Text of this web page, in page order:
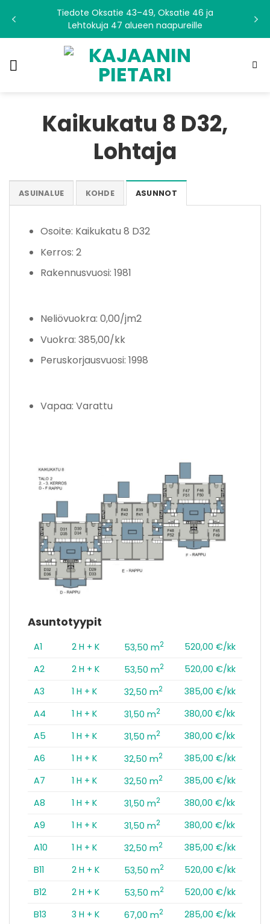
content
Tiedote Oksatie 43–49, Oksatie 46 ja
Lehtokuja 47 alueen naapureille
Kaikukatu 8 D32,
Lohtaja
ASUINALUE KOHDE ASUNNOT
Asuntotyypit
A1 2 H + K 53,50 m2
520,00 €/kk
A2
2 H + K 53,50 m2
520,00 €/kk
A3
1 H + K 32,50 m2
385,00 €/kk
A4
1 H + K 31,50 m2
380,00 €/kk
A5
1 H + K 31,50 m2
380,00 €/kk
A6
1 H + K 32,50 m2
385,00 €/kk
A7
1 H + K 32,50 m2
385,00 €/kk
A8
1 H + K 31,50 m2
380,00 €/kk
A9
1 H + K 31,50 m2
380,00 €/kk
A10
1 H + K 32,50 m2
385,00 €/kk
B11
2 H + K 53,50 m2
520,00 €/kk
B12
2 H + K 53,50 m2
520,00 €/kk
B13
3 H + K 67,00 m2
285,00 €/kk
Osoite: Kaikukatu 8 D32
Kerros: 2
Rakennusvuosi: 1981
Neliövuokra: 0,00/jm2
Vuokra: 385,00/kk
Peruskorjausvuosi: 1998
Vapaa: Varattu